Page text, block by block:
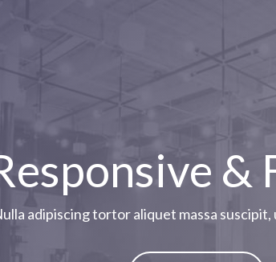
&
adipiscing tortor aliquet massa